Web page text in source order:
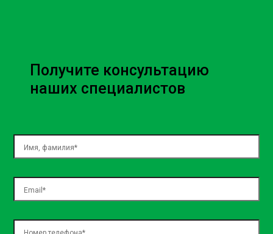
Получите консультацию
наших специалистов